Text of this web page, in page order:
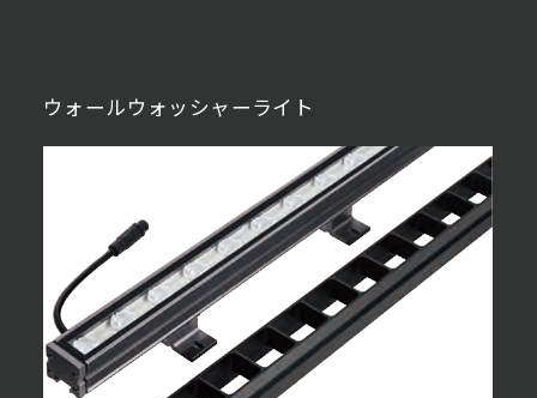
ウォールウォッシャーライト